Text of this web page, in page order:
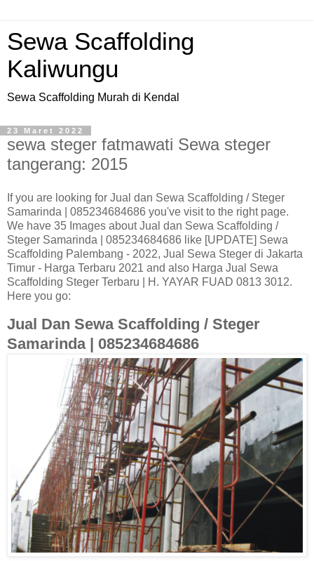
Sewa Scaffolding
Kaliwungu
Sewa Scaffolding Murah di Kendal
23 Maret 2022
sewa steger fatmawati Sewa steger
tangerang: 2015
If you are looking for Jual dan Sewa Scaffolding / Steger
Samarinda | 085234684686 you've visit to the right page.
We have 35 Images about Jual dan Sewa Scaffolding /
Steger Samarinda | 085234684686 like [UPDATE] Sewa
Scaffolding Palembang - 2022, Jual Sewa Steger di Jakarta
Timur - Harga Terbaru 2021 and also Harga Jual Sewa
Scaffolding Steger Terbaru | H. YAYAR FUAD 0813 3012.
Here you go:
Jual Dan Sewa Scaffolding / Steger
Samarinda | 085234684686